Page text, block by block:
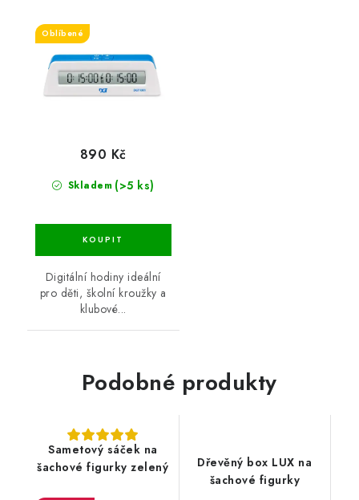
Oblíbené
Skladem (>5 ks)
890 Kč
Digitální hodiny ideální
pro děti, školní kroužky a
klubové...
Podobné produkty
Sametový sáček na
šachové figurky zelený
Dřevěný box LUX na
šachové figurky